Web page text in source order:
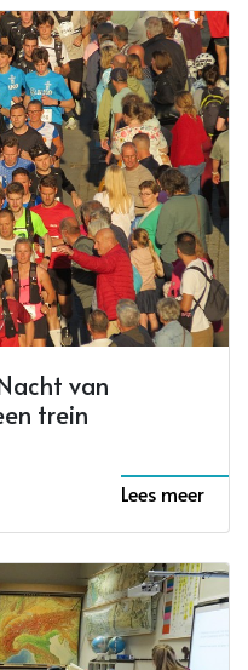
van
trein
Lees meer